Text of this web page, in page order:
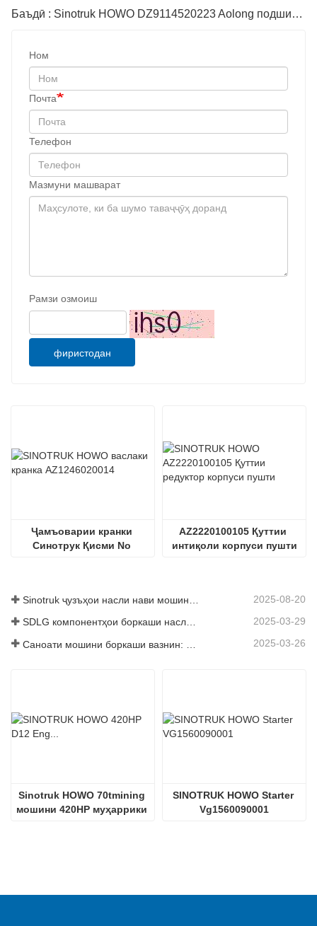
Баъдӣ : Sinotruk HOWO DZ9114520223 Aolong подшипник судї пӯлоди
Ном
Почта
Телефон
Мазмуни машварат
Рамзи озмоиш
фиристодан
Ҷамъоварии кранки
Синотрук Қисми No
AZ2220100105 Қуттии
интиқоли корпуси пушти
2025-08-20
SDLG компонентҳои боркаши наслро барои баланд бардоштани самаранокии глобалии Логистика 2025-03-29
2025-03-26
Sinotruk HOWO 70tmining
мошини 420HP муҳаррики
SINOTRUK HOWO Starter
Vg1560090001